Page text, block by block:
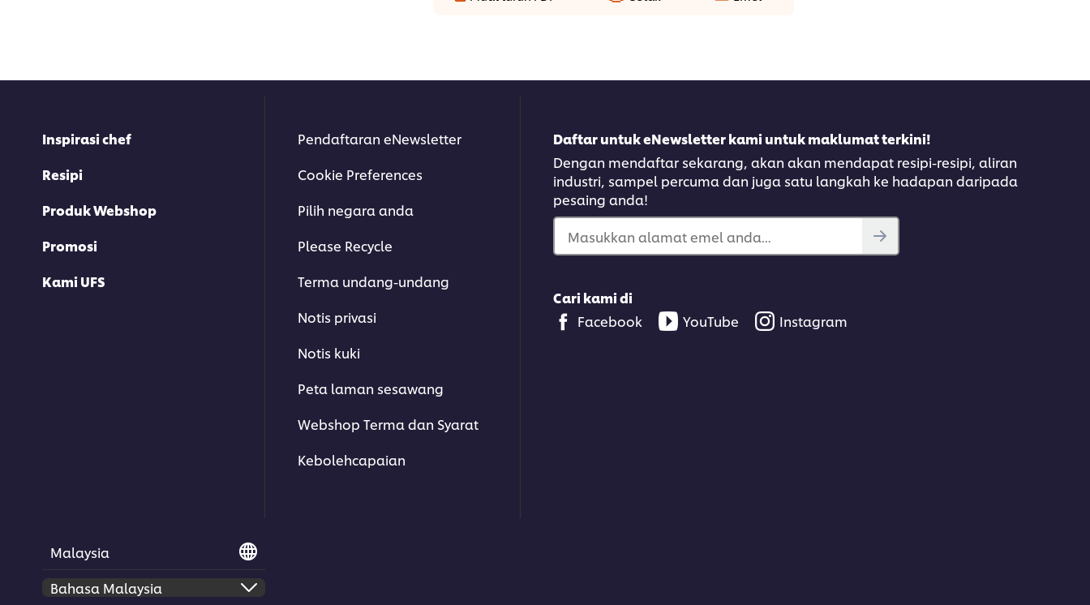
Inspirasi chef
Resipi
Produk Webshop
Promosi
Kami UFS
Pendaftaran eNewsletter
Cookie Preferences
Pilih negara anda
Please Recycle
Terma undang-undang
Notis privasi
Notis kuki
Peta laman sesawang
Webshop Terma dan Syarat
Kebolehcapaian
Daftar untuk eNewsletter kami untuk maklumat terkini!
Dengan mendaftar sekarang, akan akan mendapat resipi-resipi, aliran
industri, sampel percuma dan juga satu langkah ke hadapan daripada
pesaing anda!
Masukkan alamat emel anda...
Cari kami di
Facebook
YouTube Instagram
Malaysia